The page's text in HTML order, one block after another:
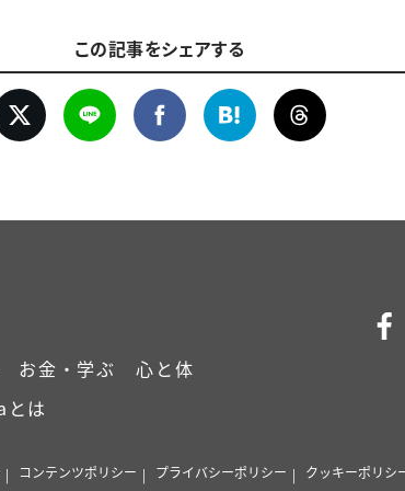
この記事をシェアする
お金・学ぶ
心と体
は
コンテンツポリシー プライバシーポリシー クッキーポリシ